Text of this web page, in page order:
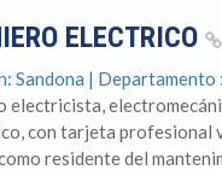
ELECTRICO
Sandona | Departamento
electricista,
con tarjeta profesional
residente del